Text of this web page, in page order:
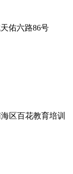
佑六路86号
区百花教育培训